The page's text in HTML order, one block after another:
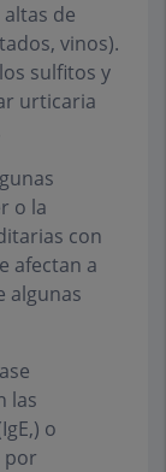
de
vinos).
sulfitos y
urticaria
o la
con
afectan a
algunas
las
o
por